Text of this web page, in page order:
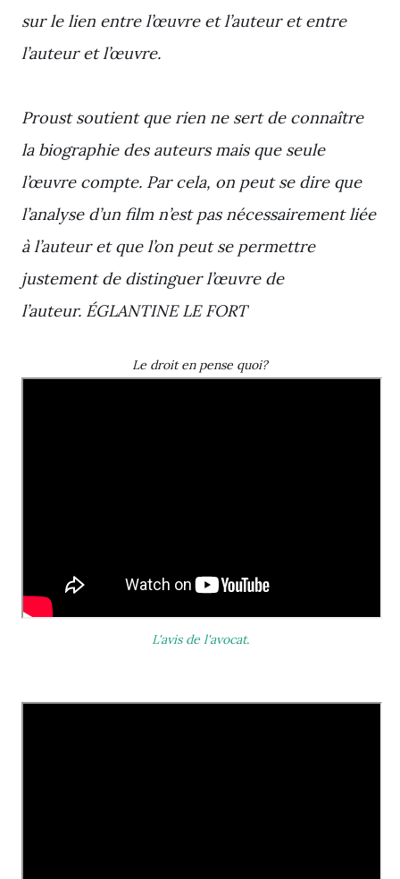
sur le lien entre l’œuvre et l’auteur et entre
l’auteur et l’œuvre.
Proust soutient que rien ne sert de connaître
la biographie des auteurs mais que seule
l’œuvre compte. Par cela, on peut se dire que
l’analyse d’un film n’est pas nécessairement liée
à l’auteur et que l’on peut se permettre
justement de distinguer l’œuvre de
l’auteur. ÉGLANTINE LE FORT
Le droit en pense quoi?
L'avis de l'avocat.